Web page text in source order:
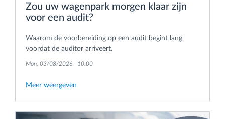
Zou uw wagenpark morgen klaar zijn
voor een audit?
Waarom de voorbereiding op een audit begint lang
voordat de auditor arriveert.
Mon, 03/08/2026 - 10:00
Meer weergeven